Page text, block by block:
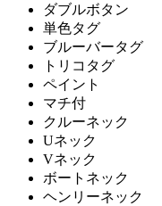
ダブルボタン
単色タグ
ブルーバータグ
トリコタグ
ペイント
マチ付
クルーネック
Uネック
Vネック
ボートネック
ヘンリーネック